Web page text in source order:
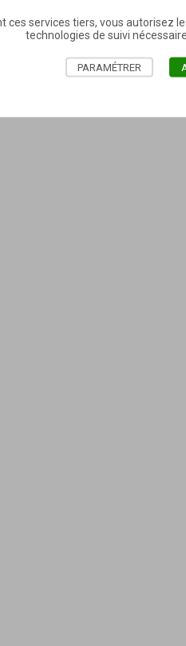
ces services tiers, vous autorisez
technologies de suivi
PARAMÉTRER